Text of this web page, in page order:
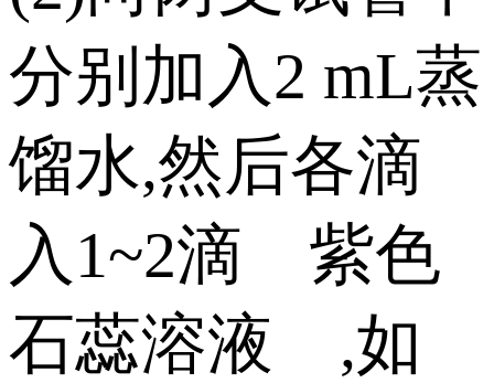
分别加入2 mL蒸
馏水,然后各滴
入1~2滴 紫色
石蕊溶液 ,如